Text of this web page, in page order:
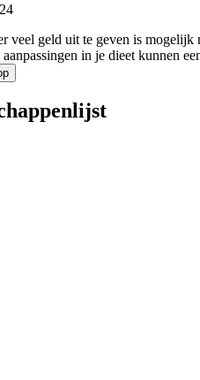
veel geld uit te geven is
in je dieet kunnen